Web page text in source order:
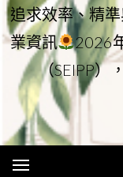
追求效率、精
業資訊
2026
（SEIPP）